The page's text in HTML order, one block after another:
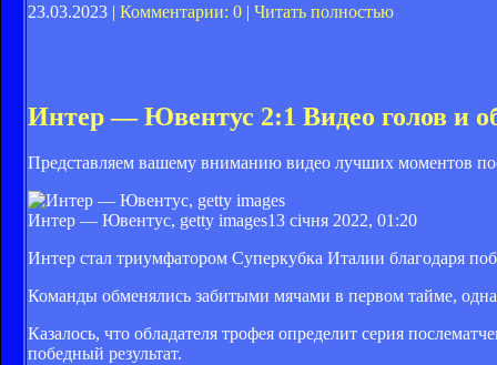
23.03.2023 | Комментарии: 0 | Читать полностью
Интер — Ювентус 2:1 Видео голов и
Представляем вашему вниманию видео лучших моментов
Интер — Ювентус, getty images13 січня 2022, 01:20
Интер стал триумфатором Суперкубка Италии благодаря
Команды обменялись забитыми мячами в первом тайме,
Казалось, что обладателя трофея определит серия
победный результат.